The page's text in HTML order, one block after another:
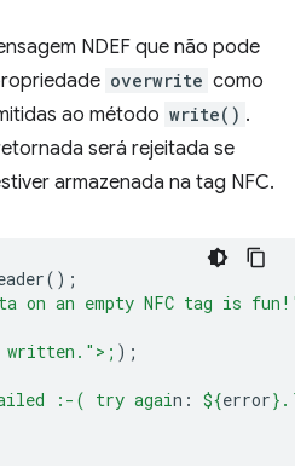
NDEF que não pode
overwrite como
ao método write() .
será rejeitada se
armazenada na tag NFC.
();
on an empty NFC tag is
written.">; );
:-( try again: ${error}